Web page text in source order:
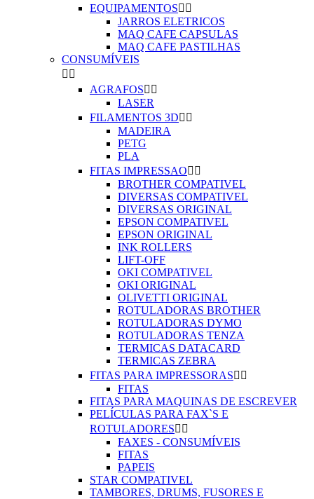
EQUIPAMENTOS 
JARROS ELETRICOS
MAQ CAFE CAPSULAS
MAQ CAFE PASTILHAS
CONSUMÍVEIS
 
AGRAFOS 
LASER
FILAMENTOS 3D 
MADEIRA
PETG
PLA
FITAS IMPRESSAO 
BROTHER COMPATIVEL
DIVERSAS COMPATIVEL
DIVERSAS ORIGINAL
EPSON COMPATIVEL
EPSON ORIGINAL
INK ROLLERS
LIFT-OFF
OKI COMPATIVEL
OKI ORIGINAL
OLIVETTI ORIGINAL
ROTULADORAS BROTHER
ROTULADORAS DYMO
ROTULADORAS TENZA
TERMICAS DATACARD
TERMICAS ZEBRA
FITAS PARA IMPRESSORAS 
FITAS
FITAS PARA MAQUINAS DE ESCREVER
PELÍCULAS PARA FAX`S E
ROTULADORES 
FAXES - CONSUMÍVEIS
FITAS
PAPEIS
STAR COMPATIVEL
TAMBORES, DRUMS, FUSORES E